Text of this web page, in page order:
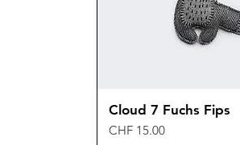
Cloud 7 Fuchs Fips
Preis
CHF 15.00